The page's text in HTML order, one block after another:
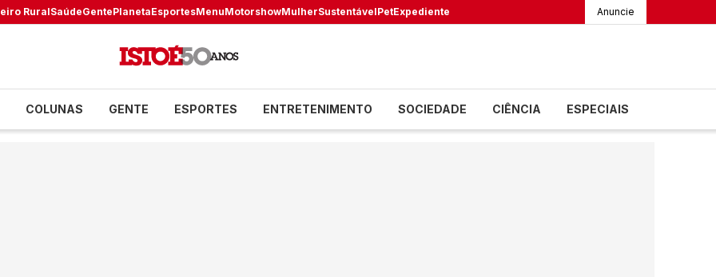
RuralSaúdeGentePlanetaEsportesMenuMotorshowMulherSustentávelPetExpediente Anuncie
COLUNAS GENTE ESPORTES ENTRETENIMENTO SOCIEDADE CIÊNCIA ESPECIAIS